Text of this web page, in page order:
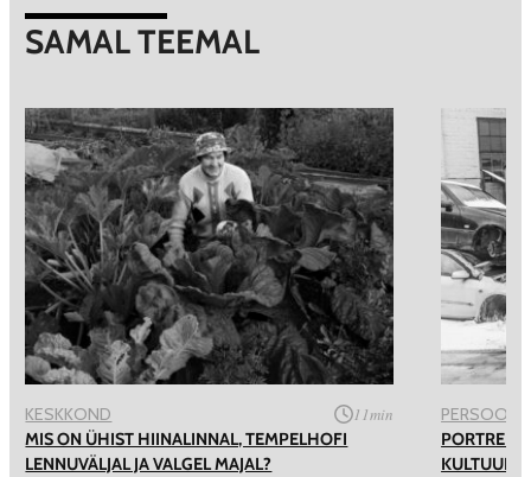
SAMAL TEEMAL
KESKKOND 11min
MIS ON ÜHIST HIINALINNAL, TEMPELHOFI
LENNUVÄLJAL JA VALGEL MAJAL?
PERSOON
PORTREED